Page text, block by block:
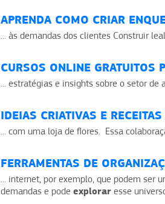
APRENDA COMO CRIAR
... às demandas dos clientes Construir
CURSOS ONLINE GRATUITOS
... estratégias e insights sobre o setor de
IDEIAS CRIATIVAS E
... com uma loja de flores. Essa
FERRAMENTAS DE
... internet, por exemplo, que podem ser
demandas e pode explorar esse